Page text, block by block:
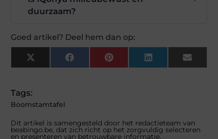
duurzaam?
Goed artikel? Deel hem dan op:
X
(Twitter)
FacebookPinterestLinkedInEmail
Tags:
Boomstamtafel
Dit artikel is samengesteld door het redactieteam van
beabingo.be, dat zich richt op het zorgvuldig selecteren
en presenteren van betrouwbare informatie.